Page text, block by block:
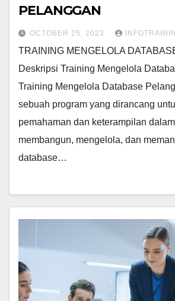
PELANGGAN
OCTOBER 25, 2023
TRAINING MENGELOLA
Deskripsi Training Mengelola
Training Mengelola Database
sebuah program yang dirancang
pemahaman dan keterampilan
membangun, mengelola, dan
database…